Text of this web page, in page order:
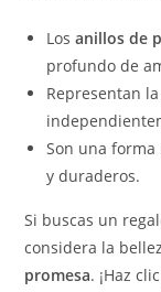
Losanillos de
profundo de
Representan
Son una
y duraderos.
Si buscas un
considera la
promesa. ¡Haz